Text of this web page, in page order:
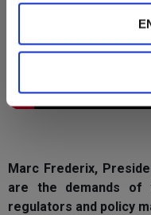
Marc Frederix,
are the demands of
regulators and policy